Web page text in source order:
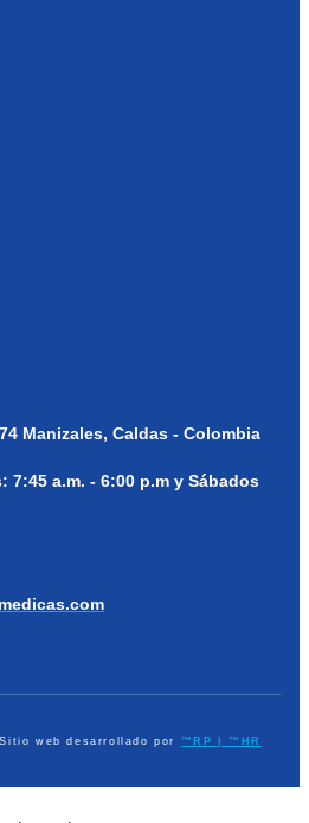
Manizales, Caldas - Colombia
7:45 a.m. - 6:00 p.m y Sábados
web desarrollado por ™RP | ™HR